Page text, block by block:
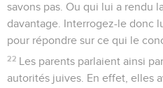
savons pas. Ou qui lui a rendu
davantage. Interrogez-le donc
pour répondre sur ce qui le
22 Les parents parlaient ainsi
autorités juives. En effet, elles